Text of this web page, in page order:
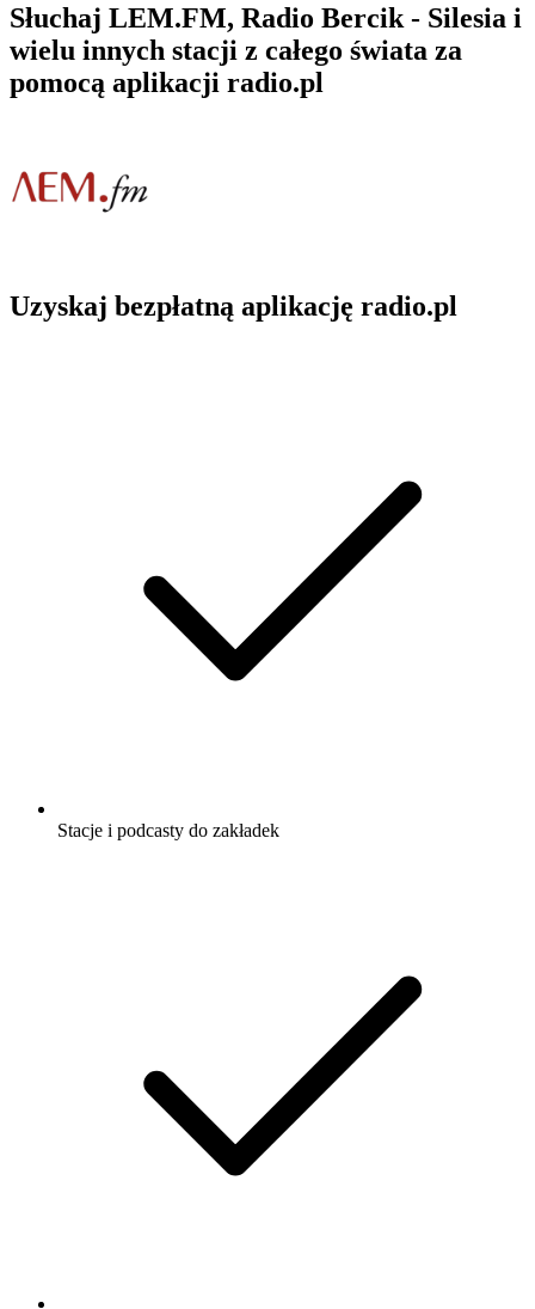
Słuchaj LEM.FM, Radio Bercik - Silesia i
wielu innych stacji z całego świata za
pomocą aplikacji radio.pl
Uzyskaj bezpłatną aplikację radio.pl
Stacje i podcasty do zakładek